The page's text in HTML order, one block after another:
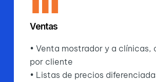
Ventas
• Venta mostrador y a clínicas,
por cliente
• Listas de precios